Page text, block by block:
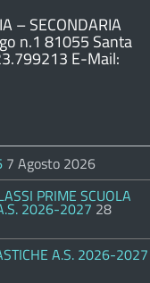
– SECONDARIA
n.1 81055 Santa
E-Mail:
7 Agosto 2026
PRIME SCUOLA
2026-2027 28
A.S. 2026-2027